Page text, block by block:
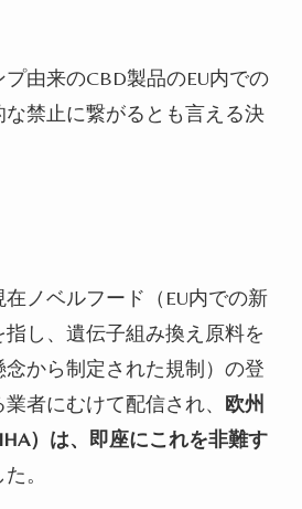
由来のCBD製品のEU内での
禁止に繋がるとも言える決
ノベルフード（EU内での新
し、遺伝子組み換え原料を
から制定された規制）の登
者にむけて配信され、 欧州
）は、即座にこれを非難す
。